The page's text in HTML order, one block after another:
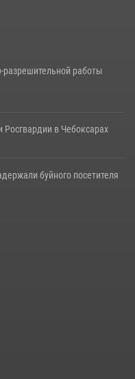
разрешительной работы
Росгвардии в Чебоксарах
буйного посетителя